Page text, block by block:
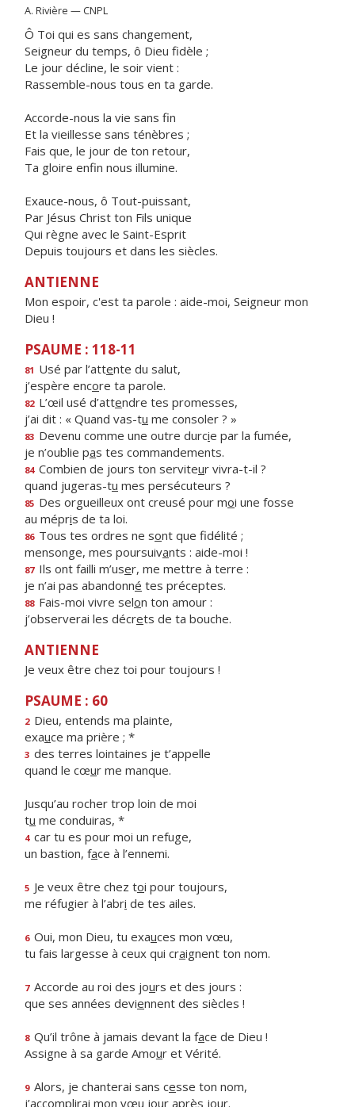
A. Rivière — CNPL
Ô Toi qui es sans changement,
Seigneur du temps, ô Dieu fidèle ;
Le jour décline, le soir vient :
Rassemble-nous tous en ta garde.
Accorde-nous la vie sans fin
Et la vieillesse sans ténèbres ;
Fais que, le jour de ton retour,
Ta gloire enfin nous illumine.
Exauce-nous, ô Tout-puissant,
Par Jésus Christ ton Fils unique
Qui règne avec le Saint-Esprit
Depuis toujours et dans les siècles.
ANTIENNE
Mon espoir, c'est ta parole : aide-moi, Seigneur mon
Dieu !
PSAUME : 118-11
81 Usé par l’attente du salut,
j’espère encore ta parole.
82 L’œil usé d’attendre tes promesses,
j’ai dit : « Quand vas-tu me consoler ? »
83 Devenu comme une outre durcie par la fumée,
je n’oublie pas tes commandements.
84 Combien de jours ton serviteur vivra-t-il ?
quand jugeras-tu mes persécuteurs ?
85 Des orgueilleux ont creusé pour moi une fosse
au mépris de ta loi.
86 Tous tes ordres ne sont que fidélité ;
mensonge, mes poursuivants : aide-moi !
87 Ils ont failli m’user, me mettre à terre :
je n’ai pas abandonné tes préceptes.
88 Fais-moi vivre selon ton amour :
j’observerai les décrets de ta bouche.
ANTIENNE
Je veux être chez toi pour toujours !
PSAUME : 60
2 Dieu, entends ma plainte,
exauce ma prière ; *
3 des terres lointaines je t’appelle
quand le cœur me manque.
Jusqu’au rocher trop loin de moi
tu me conduiras, *
4 car tu es pour moi un refuge,
un bastion, face à l’ennemi.
5 Je veux être chez toi pour toujours,
me réfugier à l’abri de tes ailes.
6 Oui, mon Dieu, tu exauces mon vœu,
tu fais largesse à ceux qui craignent ton nom.
7 Accorde au roi des jours et des jours :
que ses années deviennent des siècles !
8 Qu’il trône à jamais devant la face de Dieu !
Assigne à sa garde Amour et Vérité.
9 Alors, je chanterai sans cesse ton nom,
j’accomplirai mon vœu jour après jour.